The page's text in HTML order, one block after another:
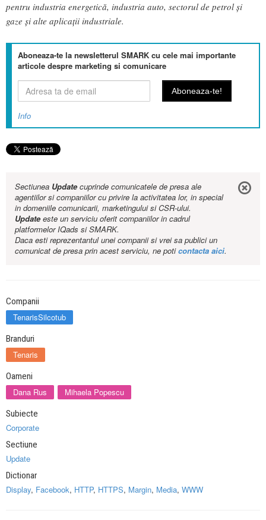
pentru industria energetică, industria auto, sectorul de petrol și
gaze și alte aplicații industriale.
Aboneaza-te la newsletterul SMARK cu cele mai importante
articole despre marketing si comunicare
Info
Sectiunea Updatecuprinde comunicatele de presa ale
agentiilor si companiilor cu privire la activitatea lor, in special
in domeniile comunicarii, marketingului si CSR-ului.
Updateeste un serviciu oferit companiilor in cadrul
platformelor IQads si SMARK.
Daca esti reprezentantul unei companii si vrei sa publici un
comunicat de presa prin acest serviciu, ne poticontacta aici.
Companii
TenarisSilcotub
Branduri
Tenaris
Oameni
Dana Rus Mihaela Popescu
Subiecte
Corporate
Sectiune
Update
Dictionar
Display, Facebook, HTTP, HTTPS, Margin, Media, WWW